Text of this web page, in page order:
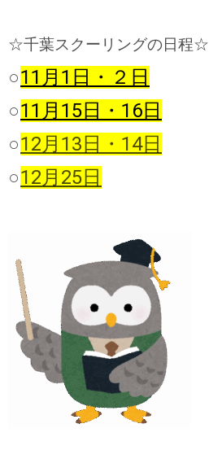
☆千葉スクーリングの日程☆
○11月1日・２日
○11月15日・16日
○12月13日・14日
○12月25日